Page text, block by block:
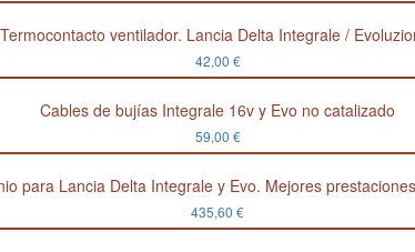
Termocontacto ventilador. Lancia Delta Integrale /
42,00 €
Cables de bujías Integrale 16v y Evo no catalizado
59,00 €
para Lancia Delta Integrale y Evo. Mejores
435,60 €